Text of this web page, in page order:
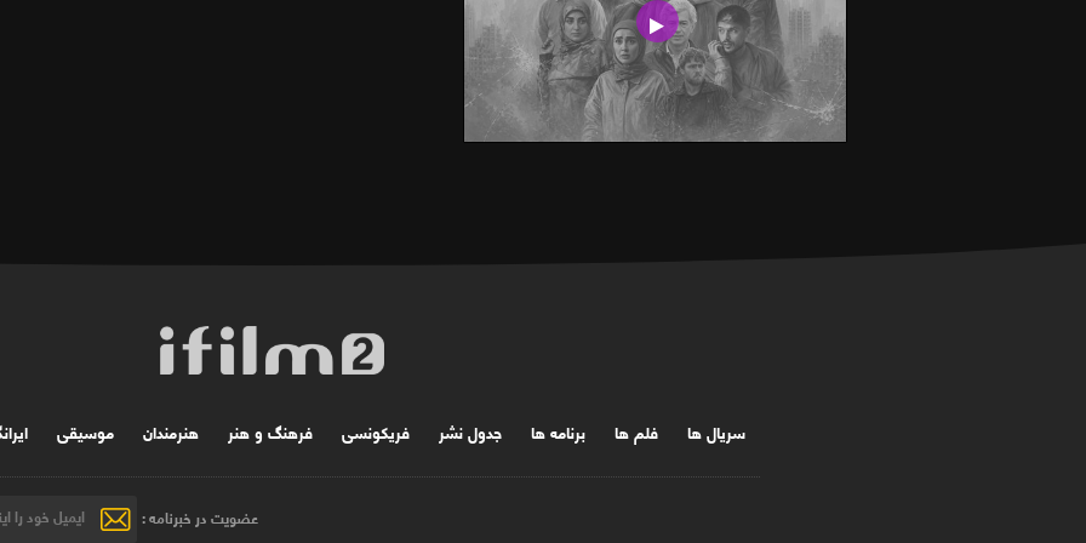
سریال ها فلم ها برنامه ها جدول نشر فریکونسی فرهنگ و هنر هنرمندان موسیقی
عضویت در خبرنامه :